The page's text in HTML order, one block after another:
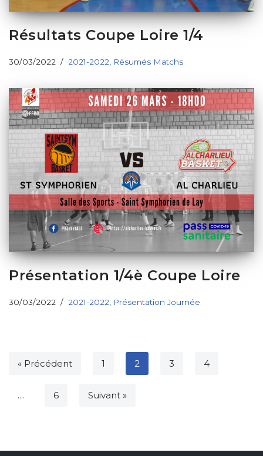
Résultats Coupe Loire 1/4
30/03/2022 2021-2022, Résumés Matchs
Présentation 1/4è Coupe Loire
30/03/2022 2021-2022 Présentation Journée
« Précédent 1 2 3 4
… 6 Suivant »